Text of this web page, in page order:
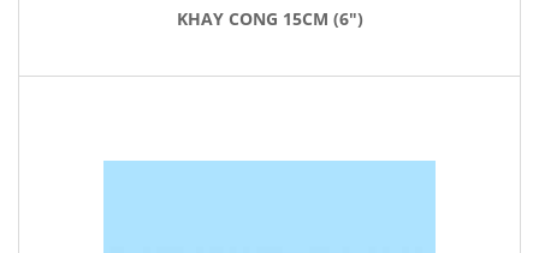
KHAY CONG 15CM (6")